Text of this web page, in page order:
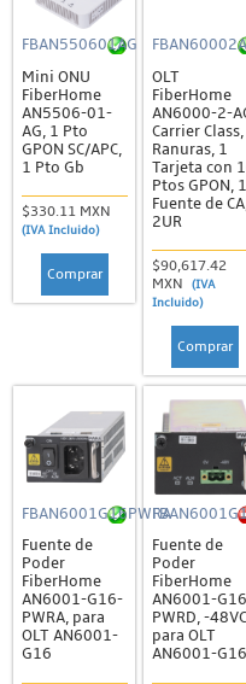
FBAN550601AG
Mini ONU
FiberHome
AN5506-01-
AG, 1 Pto
GPON SC/APC,
1 Pto Gb
$330.11 MXN
(IVA Incluido)
Comprar
OLT
FiberHome
AN6000-2-
Carrier
Ranuras, 1
Tarjeta con
Ptos GPON, 1
Fuente de
2UR
$90,617.42
MXN
(IVA
Incluido)
Comprar
FBAN6001G16PWRA
Fuente de
Poder
FiberHome
AN6001-G16-
PWRA, para
OLT AN6001-
G16
Fuente de
Poder
FiberHome
AN6001-
PWRD, -
para OLT
AN6001-G16